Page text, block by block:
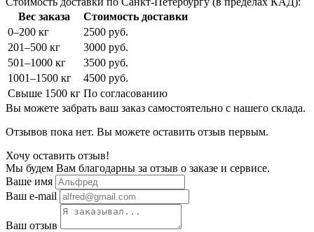
Вес заказа
Стоимость доставки
0–200 кг
2500 руб.
201–500 кг
3000 руб.
501–1000 кг
3500 руб.
1001–1500 кг
4500 руб.
Свыше 1500 кг По согласованию
Вы можете забрать ваш заказ самостоятельно с нашего склада.
Отзывов пока нет. Вы можете оставить отзыв первым.
Хочу оставить отзыв!
Мы будем Вам благодарны за отзыв о заказе и сервисе.
Ваше имя
Ваш e-mail
Ваш отзыв